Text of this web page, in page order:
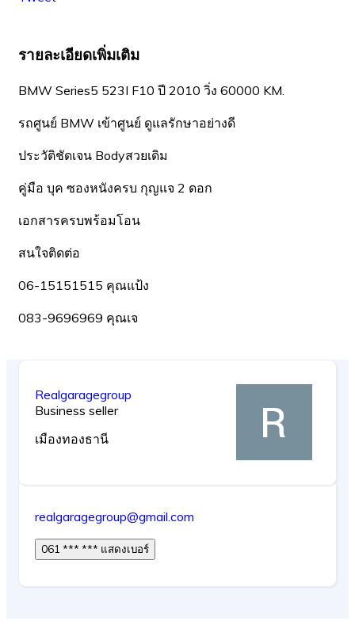
รายละเอียดเพิ่มเติม
BMW Series5 523I F10 ปี 2010 วิ่ง 60000 KM.
รถศูนย์ BMW เข้าศูนย์ ดูแลรักษาอย่างดี
ประวัติชัดเจน Bodyสวยเดิม
คู่มือ บุค ซองหนังครบ กุญแจ 2 ดอก
เอกสารครบพร้อมโอน
สนใจติดต่อ
06-15151515 คุณแป้ง
083-9696969 คุณเจ
Realgaragegroup
Business seller
เมืองทองธานี
realgaragegroup@gmail.com
061 *** *** แสดงเบอร์